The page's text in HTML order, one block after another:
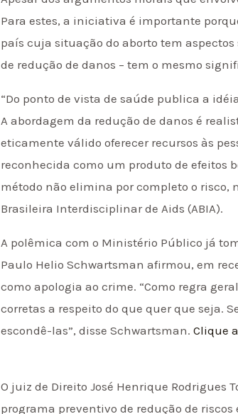
Para estes, a iniciativa é importante
país cuja situação do aborto tem
de redução de danos – tem o mesmo
“Do ponto de vista de saúde publica a
A abordagem da redução de danos é
eticamente válido oferecer recursos às
reconhecida como um produto de efeitos
método não elimina por completo o risco,
Brasileira Interdisciplinar de Aids (ABIA).
A polêmica com o Ministério Público já
Paulo Helio Schwartsman afirmou, em
como apologia ao crime. “Como regra
corretas a respeito do que quer que seja.
escondê-las”, disse Schwartsman.Clique
O juiz de Direito José Henrique
programa preventivo de redução de